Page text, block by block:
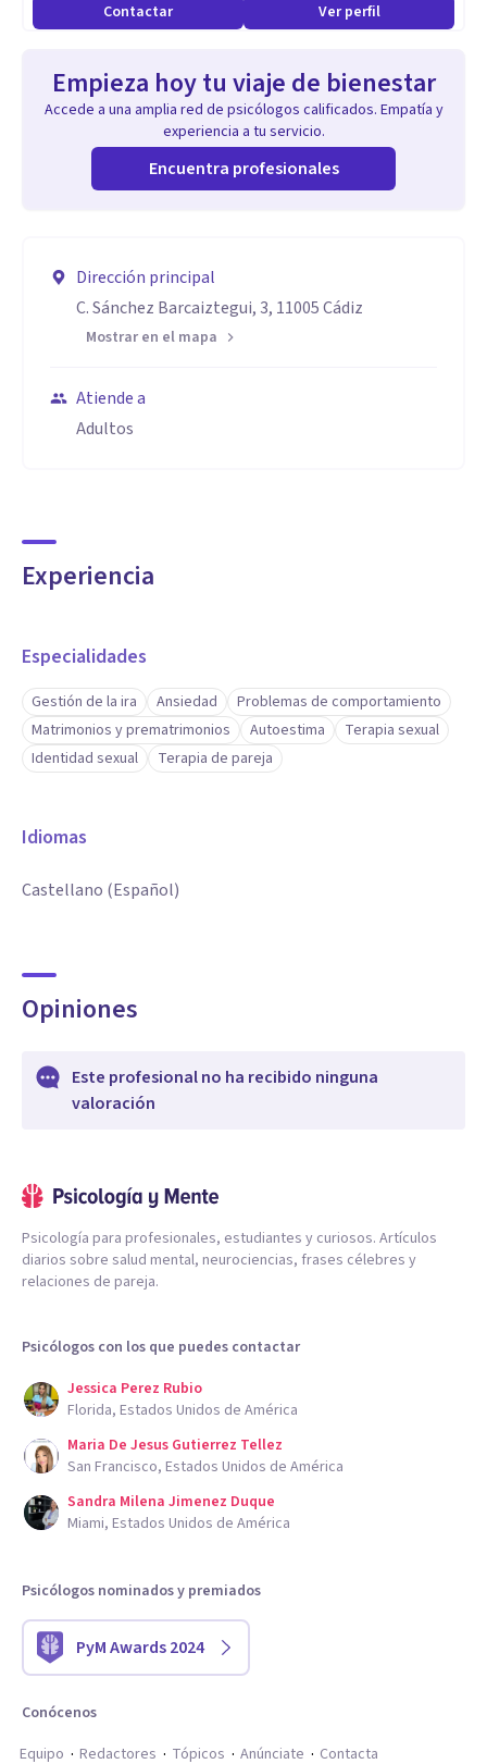
Contactar Ver perfil
Empieza hoy tu viaje de bienestar
Accede a una amplia red de psicólogos calificados. Empatía y
experiencia a tu servicio.
Encuentra profesionales
Dirección principal
C. Sánchez Barcaiztegui, 3, 11005 Cádiz
Mostrar en el mapa
Atiende a
Adultos
Experiencia
Especialidades
Gestión de la ira Ansiedad
Problemas de comportamiento
Matrimonios y prematrimonios
Autoestima
Terapia sexual
Identidad sexual
Terapia de pareja
Idiomas
Castellano (Español)
Opiniones
Este profesional no ha recibido ninguna
valoración
Psicología para profesionales, estudiantes y curiosos. Artículos
diarios sobre salud mental, neurociencias, frases célebres y
relaciones de pareja.
Psicólogos con los que puedes contactar
Jessica Perez Rubio
Florida, Estados Unidos de América
Maria De Jesus Gutierrez Tellez
San Francisco, Estados Unidos de América
Sandra Milena Jimenez Duque
Miami, Estados Unidos de América
Psicólogos nominados y premiados
PyM Awards 2024
Conócenos
Equipo
Redactores Tópicos Anúnciate Contacta